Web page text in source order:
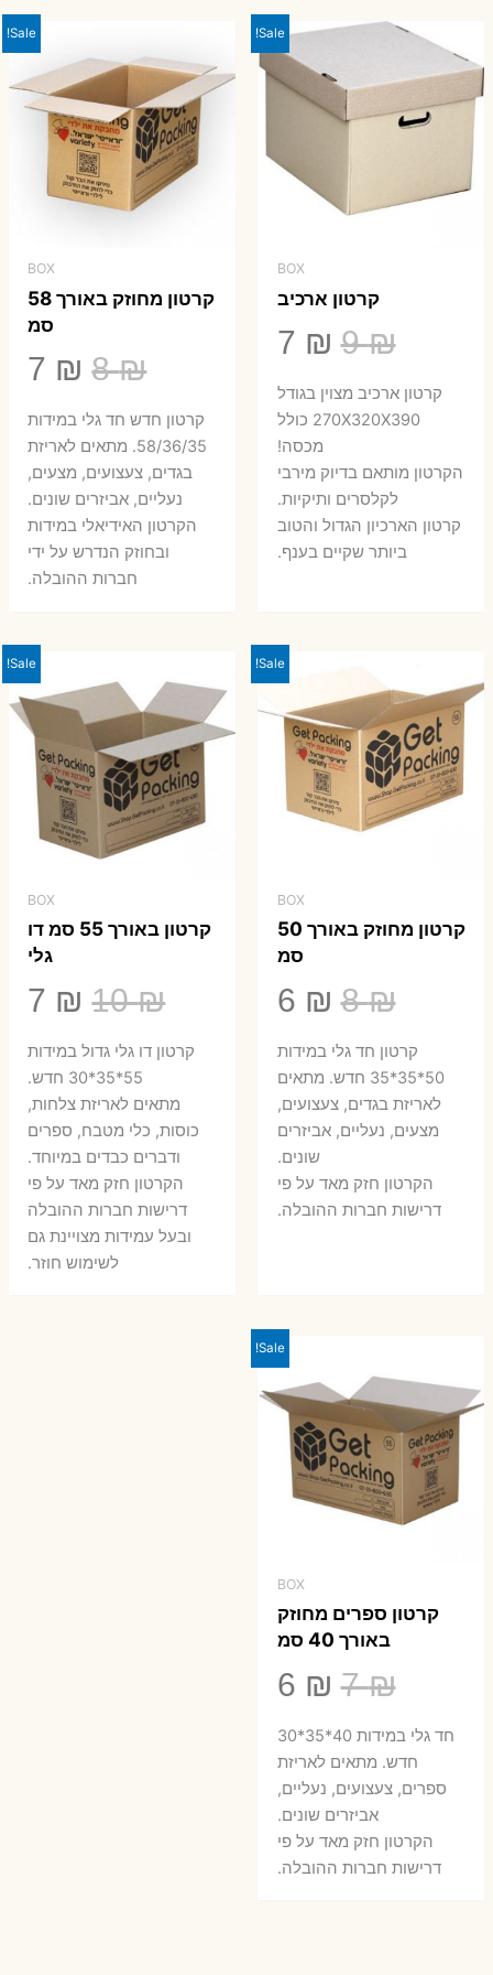
29 ₪.
23 ₪.
Sale!
BOX
קרטון ארכיב
9₪
המחיר
המקורי
היה:
9 ₪.
7 ₪
הנוכחי
הוא:
קרטון ארכיב מצוין בגודל
270X320X390 כולל
מכסה!
הקרטון מותאם בדיוק מירבי
לקלסרים ותיקיות.
קרטון הארכיון הגדול והטוב
ביותר שקיים בענף.
Sale!
BOX
קרטון מחוזק באורך 58
סמ
8₪
היה:
8 ₪.
7 ₪
7 ₪.
קרטון חדש חד גלי במידות
58/36/35. מתאים לאריזת
בגדים, צעצועים, מצעים,
נעליים, אביזרים שונים.
הקרטון האידיאלי במידות
ובחוזק הנדרש על ידי
חברות ההובלה.
Sale!
BOX
קרטון מחוזק באורך 50
סמ
8₪
המחיר
המקורי
היה:
8 ₪.
6 ₪
הנוכחיקרטון חד גלי במידות
50*35*35 חדש. מתאים
לאריזת בגדים, צעצועים,
מצעים, נעליים, אביזרים
שונים.
הקרטון חזק מאד על פי
דרישות חברות ההובלה.
Sale!
BOX
קרטון באורך 55 סמ דו
גלי
10₪
היה:
10 ₪.
7 ₪
7 ₪.
קרטון דו גלי גדול במידות
55*35*30 חדש.
מתאים לאריזת צלחות,
כוסות, כלי מטבח, ספרים
ודברים כבדים במיוחד.
הקרטון חזק מאד על פי
דרישות חברות ההובלה
ובעל עמידות מצויינת גם
לשימוש חוזר.
Sale!
BOX
קרטון ספרים מחוזק
באורך 40 סמ
7₪
המחיר
המקורי
היה:
7 ₪.
6 ₪
הוא:
חד גלי במידות 40*35*30
חדש. מתאים לאריזת
ספרים, צעצועים, נעליים,
אביזרים שונים.
הקרטון חזק מאד על פי
דרישות חברות ההובלה.